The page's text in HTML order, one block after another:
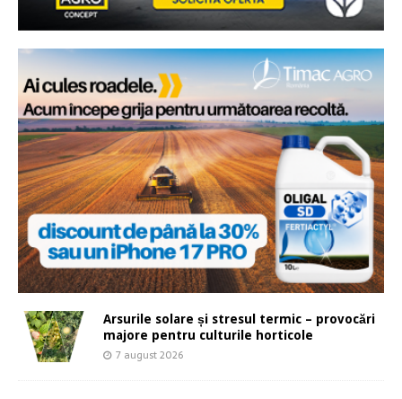
Arsurile solare și stresul termic – provocări
majore pentru culturile horticole
7 august 2026